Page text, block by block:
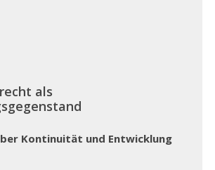
als
Kontinuität und Entwicklung